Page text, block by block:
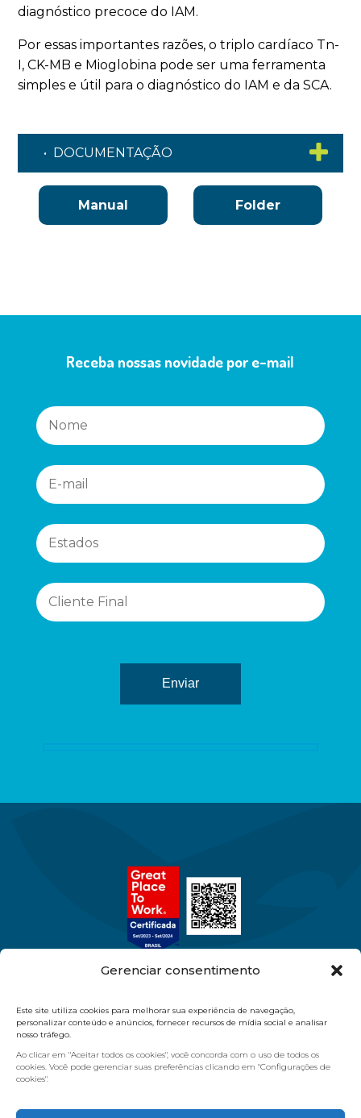
Gerenciar consentimento
Este site utiliza cookies para melhorar sua experiência de navegação,
personalizar conteúdo e anúncios, fornecer recursos de mídia social e analisar
nosso tráfego.
Ao clicar em "Aceitar todos os cookies", você concorda com o uso de todos os
cookies. Você pode gerenciar suas preferências clicando em "Configurações de
cookies".
diagnóstico precoce do IAM.
Por essas importantes razões, o triplo cardíaco Tn-
I, CK-MB e Mioglobina pode ser uma ferramenta
simples e útil para o diagnóstico do IAM e da SCA.
• DOCUMENTAÇÃO
Manual Folder
Receba nossas novidade por e-mail
11 2084.5454
11 97386-9570
R. Pereira Jácome, 26 - Moóca - São Paulo/SP